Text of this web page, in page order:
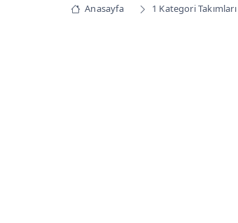
Anasayfa 1 Kategori Takımları